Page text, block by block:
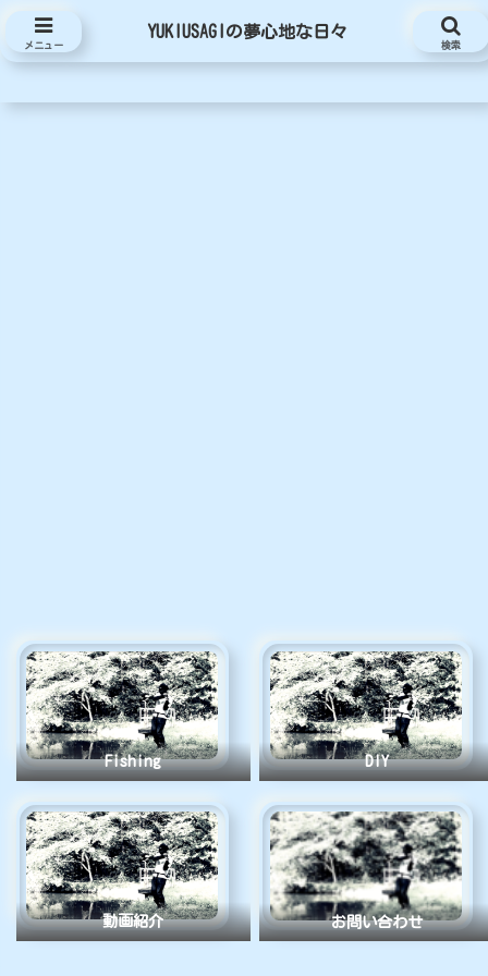
YUKIUSAGIの夢心地な日々
Fishing DIY
動画紹介 お問い合わせ
メニュー
YUKIUSAGIの夢心地な日々
検索